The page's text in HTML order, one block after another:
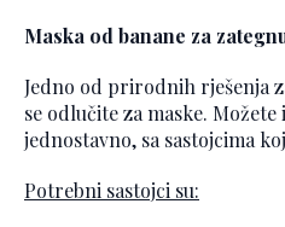
Maska od banane za
Jedno od prirodnih rješenja
se odlučite za maske.
jednostavno, sa sastojcima
Potrebni sastojci su: